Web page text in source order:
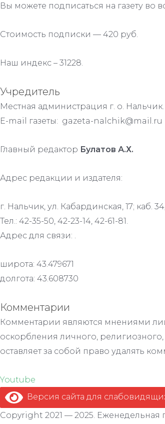
Вы можете подписаться на газету во
Стоимость подписки — 420 руб.
Наш индекс – 31228.
Учредитель
Местная администрация г. о. Нальчик.
E-mail газеты: gazeta-nalchik@mail.ru
Главный редактор Булатов А.Х.
Адрес редакции и издателя:
г. Нальчик, ул. Кабардинская, 17; каб. 34,
Тел.: 42-35-50, 42-23-14, 42-61-81.
Адрес для связи: .
широта: 43.479671
долгота: 43.608730
Комментарии
Комментарии являются мнениями
оскорбления личного,
оставляет за собой право удалять
Youtube
Версия сайта для
Copyright 2021 — 2025. Еженедельная